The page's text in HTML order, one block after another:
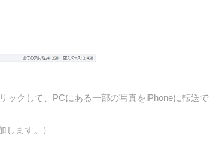
クして、PCにある一部の写真をiPhoneに転送で
ます。）